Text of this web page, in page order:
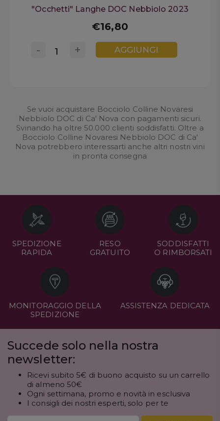
"Occhetti" Langhe DOC Nebbiolo 2023
€16,80
+
- AGGIUNGI
Se vuoi acquistare Bocciolo Colline Novaresi
Nebbiolo DOC di Ca' Nova con pagamenti sicuri.
Svinando ha oltre 50.000 clienti soddisfatti. Oltre a
Bocciolo Colline Novaresi Nebbiolo DOC di Ca'
Nova potrebbero interessarti anche altri nostrivini
in pronta consegna
SPEDIZIONE
RAPIDA
RESO
GRATUITO
SODDISFATTI
O RIMBORSATI
MONITORAGGIO DELLA
SPEDIZIONE
ASSISTENZA DEDICATA
Succede solo nella nostra
newsletter:
Ricevi subito 5€ di buono acquisto su un carrello
di almeno 50€
Ogni settimana, promo e novità in esclusiva
I consigli dei nostri esperti, solo per te